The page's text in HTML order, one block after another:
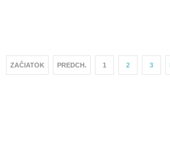
ZAČIATOK PREDCH. 1 2 3